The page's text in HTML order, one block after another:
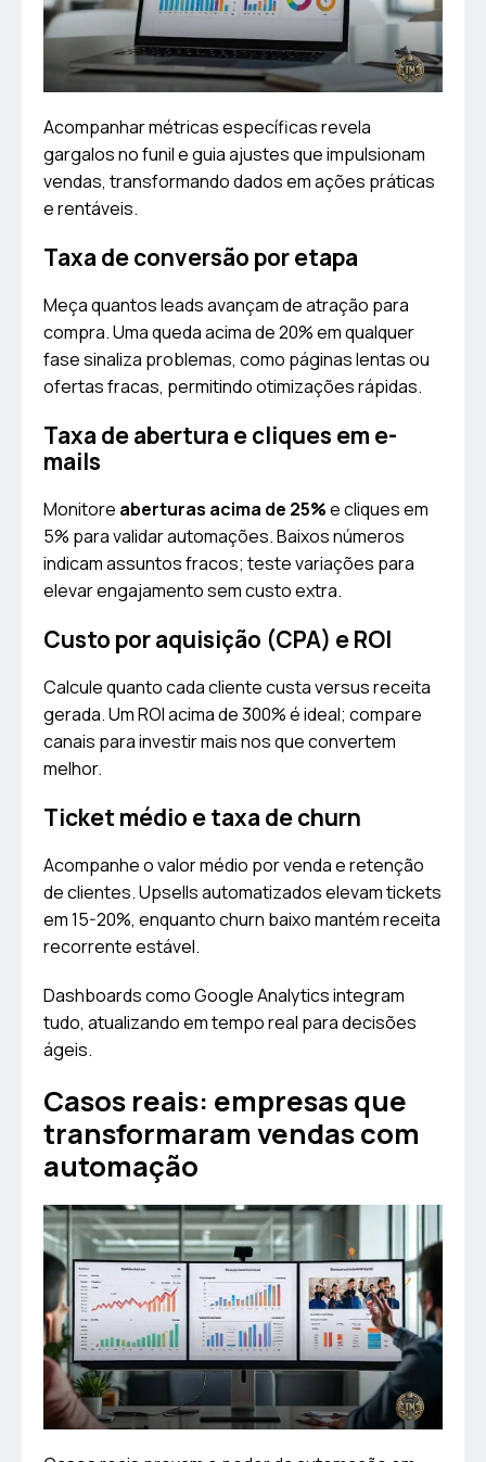
Acompanhar métricas específicas revela
gargalos no funil e guia ajustes que impulsionam
vendas, transformando dados em ações práticas
e rentáveis.
Taxa de conversão por etapa
Meça quantos leads avançam de atração para
compra. Uma queda acima de 20% em qualquer
fase sinaliza problemas, como páginas lentas ou
ofertas fracas, permitindo otimizações rápidas.
Taxa de abertura e cliques em e-
mails
Monitore aberturas acima de 25%e cliques em
5% para validar automações. Baixos números
indicam assuntos fracos; teste variações para
elevar engajamento sem custo extra.
Custo por aquisição (CPA) e ROI
Calcule quanto cada cliente custa versus receita
gerada. Um ROI acima de 300% é ideal; compare
canais para investir mais nos que convertem
melhor.
Ticket médio e taxa de churn
Acompanhe o valor médio por venda e retenção
de clientes. Upsells automatizados elevam tickets
em 15-20%, enquanto churn baixo mantém receita
recorrente estável.
Dashboards como Google Analytics integram
tudo, atualizando em tempo real para decisões
ágeis.
Casos reais: empresas que
transformaram vendas com
automação